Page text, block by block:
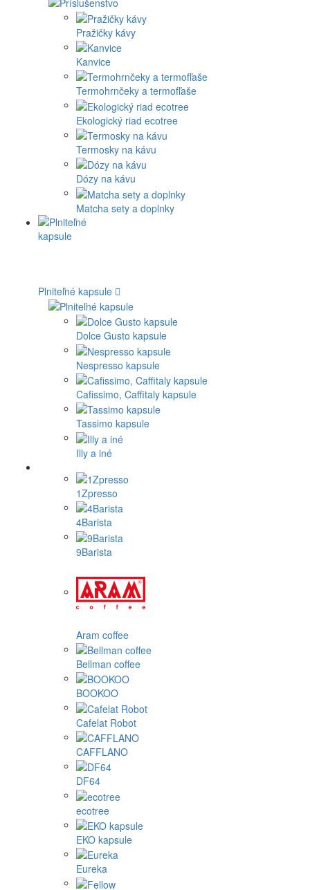
Pražičky kávy
Kanvice
Termohrnčeky a termofľaše
Ekologický riad ecotree
Termosky na kávu
Dózy na kávu
Matcha sety a doplnky
Plniteľné kapsule
Dolce Gusto kapsule
Nespresso kapsule
Cafissimo, Caffitaly kapsule
Tassimo kapsule
Illy a iné
1Zpresso
4Barista
9Barista
Aram coffee
Bellman coffee
BOOKOO
Cafelat Robot
CAFFLANO
DF64
ecotree
EKO kapsule
Eureka